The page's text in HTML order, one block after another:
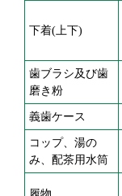
下着(上下)
歯ブラシ及び歯
磨き粉
義歯ケース
コップ、湯の
み、配茶用水筒
履物